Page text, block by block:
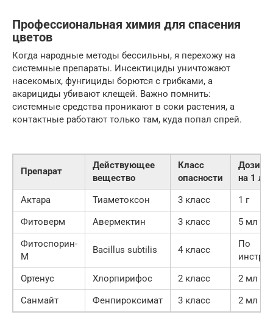
Профессиональная химия для спасения
цветов
Когда народные методы бессильны, я перехожу на
системные препараты. Инсектициды уничтожают
насекомых, фунгициды борются с грибками, а
акарициды убивают клещей. Важно помнить:
системные средства проникают в соки растения, а
контактные работают только там, куда попал спрей.
Препарат
Действующее
вещество
Класс
опасности
на 1 л
Актара
Тиаметоксон 3 класс
1 г
Фитоверм
Авермектин 3 класс
5 мл
Фитоспорин-
М
Bacillus subtilis 4 класс
По
Ортенус
Хлорпирифос 2 класс
2 мл
Санмайт
Фенпироксимат 3 класс 2 мл